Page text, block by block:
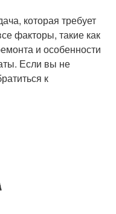
которая требует
факторы, такие как
и особенности
Если вы не
к